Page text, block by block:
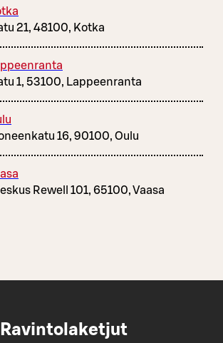
21, 48100, Kotka
1, 53100, Lappeenranta
16, 90100, Oulu
Rewell 101, 65100, Vaasa
Ravintolaketjut